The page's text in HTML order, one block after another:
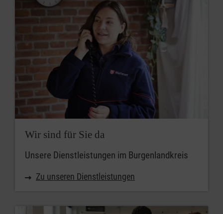
Wir sind für Sie da
Unsere Dienstleistungen im Burgenlandkreis
Zu unseren Dienstleistungen